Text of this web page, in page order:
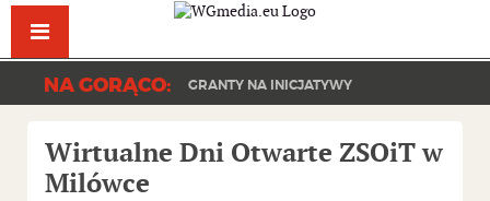
NA GORĄCO: GRANTY NA INICJATYWY
Wirtualne Dni Otwarte ZSOiT w
Milówce